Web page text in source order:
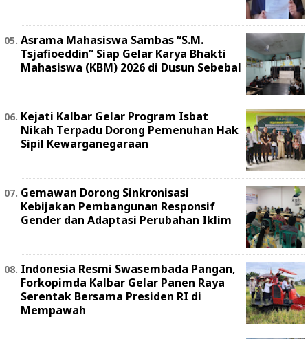
Asrama Mahasiswa Sambas “S.M.
Tsjafioeddin” Siap Gelar Karya Bhakti
Mahasiswa (KBM) 2026 di Dusun Sebebal
Kejati Kalbar Gelar Program Isbat
Nikah Terpadu Dorong Pemenuhan Hak
Sipil Kewarganegaraan
Gemawan Dorong Sinkronisasi
Kebijakan Pembangunan Responsif
Gender dan Adaptasi Perubahan Iklim
Indonesia Resmi Swasembada Pangan,
Forkopimda Kalbar Gelar Panen Raya
Serentak Bersama Presiden RI di
Mempawah